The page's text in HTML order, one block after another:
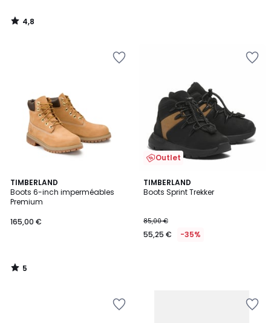
4,8
/
TIMBERLAND
Boots 6-inch imperméables
Premium
165,00 €
5
/
5
5
/
Outlet
TIMBERLAND
Boots Sprint Trekker
85,00 €
55,25 € -35%